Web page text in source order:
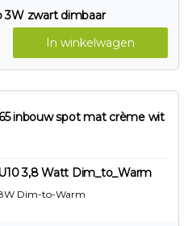
3W zwart dimbaar
In winkelwagen
inbouw spot mat crème wit
3,8 Watt Dim_to_Warm
Dim-to-Warm